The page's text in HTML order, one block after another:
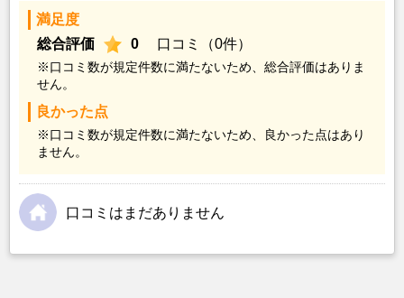
満足度
総合評価
0 口コミ（0件）
※口コミ数が規定件数に満たないため、総合評価はありま
せん。
良かった点
※口コミ数が規定件数に満たないため、良かった点はあり
ません。
口コミはまだありません